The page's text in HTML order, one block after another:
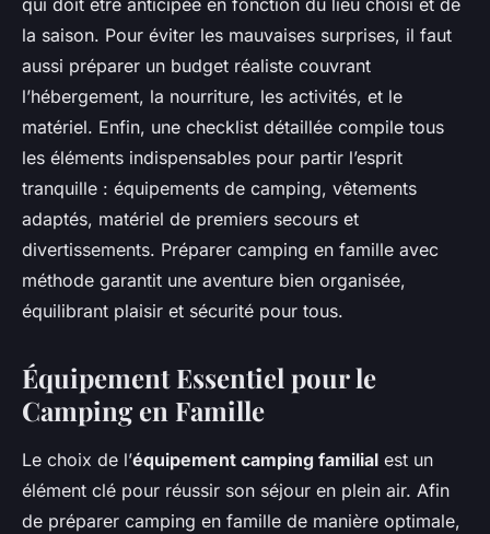
qui doit être anticipée en fonction du lieu choisi et de
la saison. Pour éviter les mauvaises surprises, il faut
aussi préparer un budget réaliste couvrant
l’hébergement, la nourriture, les activités, et le
matériel. Enfin, une checklist détaillée compile tous
les éléments indispensables pour partir l’esprit
tranquille : équipements de camping, vêtements
adaptés, matériel de premiers secours et
divertissements. Préparer camping en famille avec
méthode garantit une aventure bien organisée,
équilibrant plaisir et sécurité pour tous.
Équipement Essentiel pour le
Camping en Famille
Le choix de l’équipement camping familial est un
élément clé pour réussir son séjour en plein air. Afin
de préparer camping en famille de manière optimale,